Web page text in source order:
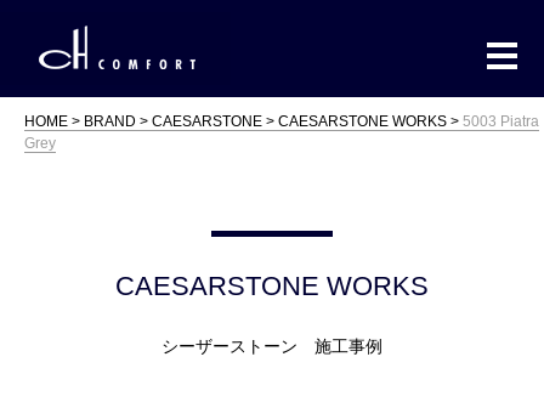
HOME BRAND CAESARSTONE CAESARSTONE WORKS
5003 Piatra
Grey
CAESARSTONE WORKS
シーザーストーン 施工事例